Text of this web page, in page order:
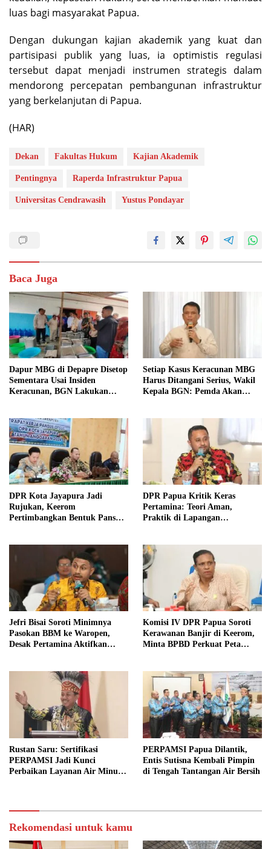
luas bagi masyarakat Papua.
Dengan dukungan kajian akademik yang kuat dan
partisipasi publik yang luas, ia optimistis regulasi
tersebut dapat menjadi instrumen strategis dalam
mendorong percepatan pembangunan infrastruktur
yang berkelanjutan di Papua.
(HAR)
Dekan Fakultas Hukum Kajian Akademik
Pentingnya Raperda Infrastruktur Papua
Universitas Cendrawasih Yustus Pondayar
Baca Juga
Dapur MBG di Depapre Disetop
Sementara Usai Insiden
Keracunan, BGN Lakukan
Setiap Kasus Keracunan MBG
Harus Ditangani Serius, Wakil
Kepala BGN: Pemda Akan
DPR Kota Jayapura Jadi
Rujukan, Keerom
Pertimbangkan Bentuk Pansus
DPR Papua Kritik Keras
Pertamina: Teori Aman,
Praktik di Lapangan
Jefri Bisai Soroti Minimnya
Pasokan BBM ke Waropen,
Desak Pertamina Aktifkan
Komisi IV DPR Papua Soroti
Kerawanan Banjir di Keerom,
Minta BPBD Perkuat Peta
Rustan Saru: Sertifikasi
PERPAMSI Jadi Kunci
Perbaikan Layanan Air Minum
PERPAMSI Papua Dilantik,
Entis Sutisna Kembali Pimpin
di Tengah Tantangan Air Bersih
Rekomendasi untuk kamu